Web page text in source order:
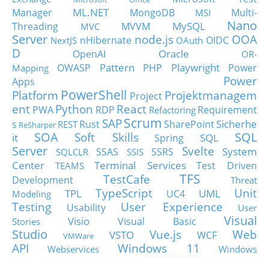
Manager
ML.NET MongoDB MSI
Multi-
Threading
MVC MVVM MySQL
Nano
Server NextJS nHibernate node.js OAuth OIDC OOA
D
OpenAI Oracle
OR-
Mapping
OWASP Pattern PHP Playwright
Power
Apps
Power
Platform PowerShell Project Projektmanagem
ent PWA Python RDP React Refactoring Requirement
s ReSharper RESTRust SAPScrum SharePointSicherhe
it
SOA Soft Skills Spring SQL
SQL
Server
SQLCLR SSAS SSIS SSRS Svelte
System
Center
TEAMS Terminal Services
Test Driven
Development
TestCafe TFS
Threat
Modeling
TPL TypeScript UC4 UML
Unit
Testing
Usability User Experience
User
Stories
Visio Visual Basic
Visual
Studio
VMWare VSTO Vue.js WCF
Web
API
Webservices Windows 11
Windows